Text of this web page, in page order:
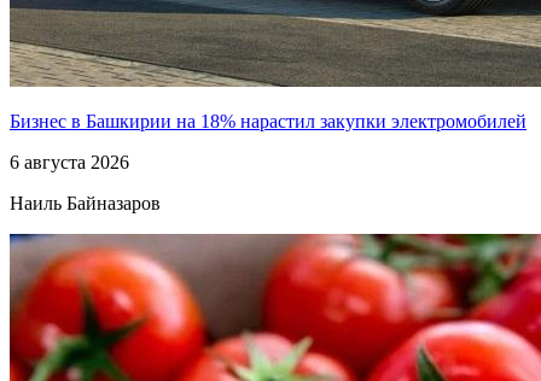
Бизнес в Башкирии на 18% нарастил закупки электромобилей
6 августа 2026
Наиль Байназаров